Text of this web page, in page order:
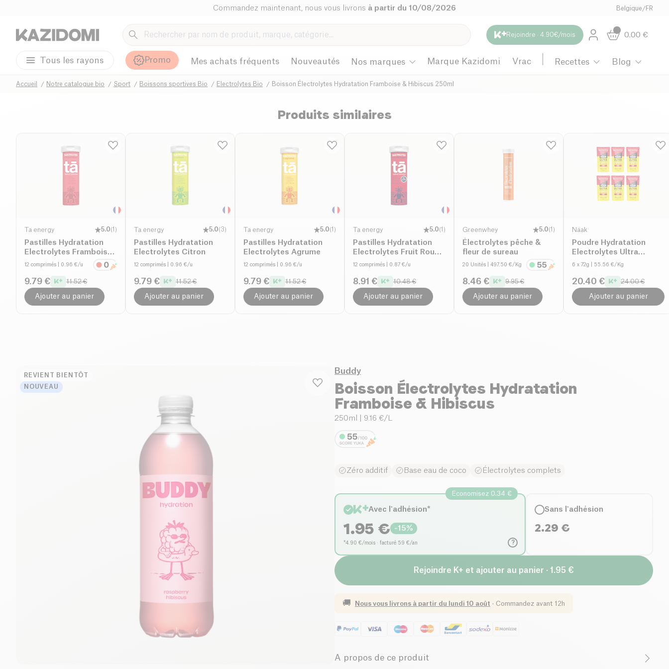
Commandez maintenant, nous vous livrons à partir du 10/08/2026 Belgique /FR
Rejoindre · 4.90€/mois 0.00 €
Tous les rayons Promo Mes achats fréquents Nouveautés Nos marques Marque Kazidomi Vrac Recettes Blog
Accueil Notre catalogue bio Sport Boissons sportives Bio Electrolytes Bio Boisson Électrolytes Hydratation Framboise & Hibiscus 250ml
Produits similaires
Ta energy 5.0(1 )
Pastilles Hydratation
Electrolytes Framboise
Hibiscus
12 comprimés | 0.96 €/u
9.79 € 11.52 €
Ajouter au panier
Ta energy 5.0(3)
Pastilles Hydratation
Electrolytes Citron
12 comprimés | 0.96 €/u
9.79 € 11.52 €
Ajouter au panier
Ta energy 5.0(1 )
Pastilles Hydratation
Electrolytes Agrume
12 comprimés | 0.96 €/u
9.79 € 11.52 €
Ajouter au panier
Ta energy 5.0(1 )
Pastilles Hydratation
Electrolytes Fruit Rouge
Caféine
12 comprimés | 0.87 €/u
8.91 € 10.48 €
Ajouter au panier
Greenwhey 5.0(1 )
Électrolytes pêche &
fleur de sureau
20 Unités | 497.50 €/Kg
8.46 € 9.95 €
Ajouter au panier
Näak
Poudre Hydratation
Electrolytes Ultra
Energy™ Pastèque
6 x 72g | 55.56 €/Kg
20.40 € 24.00 €
Ajouter au panier
REVIENT BIENTÔT
NOUVEAU
Buddy
Boisson Électrolytes Hydratation
Framboise & Hibiscus
250ml | 9.16 €/L
Zéro additif Base eau de coco Électrolytes complets
?
Economisez 0.34 €
Avec l'adhésion*
1.95 € -15%
*4.90 €/mois · facturé 59 €/an
Sans l'adhésion
2.29 €
Rejoindre K+ et ajouter au panier · 1.95 €
🚚 Nous vous livrons à partir du lundi 10 août · Commandez avant 12h
A propos de ce produit